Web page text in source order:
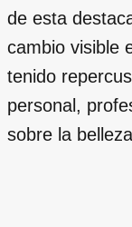
de esta
cambio visible
tenido
personal,
sobre la